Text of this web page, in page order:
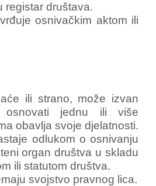
registar društava.
osnivačkim aktom ili
ili strano, može izvan
osnovati jednu ili više
obavlja svoje djelatnosti.
odlukom o osnivanju
organ društva u skladu
ili statutom društva.
svojstvo pravnog lica.